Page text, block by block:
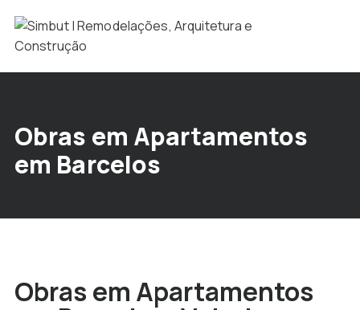
Obras em Apartamentos
em Barcelos
Obras em Apartamentos